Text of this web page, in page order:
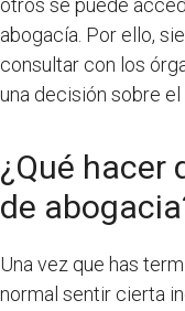
otros se puede
abogacía. Por ello,
consultar con los
una decisión sobre el
¿Qué hacer
de
Una vez que has
normal sentir cierta